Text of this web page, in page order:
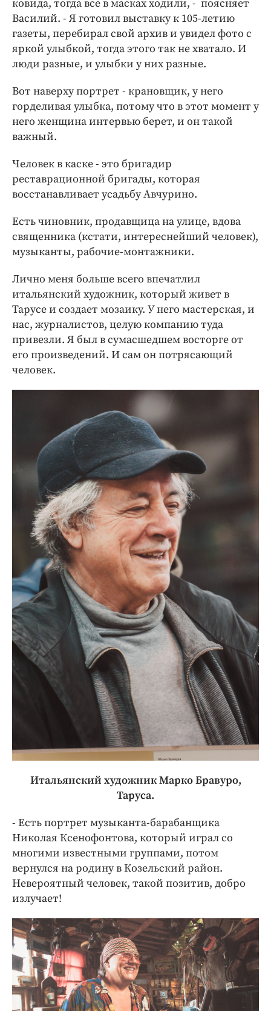
ковида, тогда все в масках ходили, - поясняет
Василий. - Я готовил выставку к 105-летию
газеты, перебирал свой архив и увидел фото с
яркой улыбкой, тогда этого так не хватало. И
люди разные, и улыбки у них разные.
Вот наверху портрет - крановщик, у него
горделивая улыбка, потому что в этот момент у
него женщина интервью берет, и он такой
важный.
Человек в каске - это бригадир
реставрационной бригады, которая
восстанавливает усадьбу Авчурино.
Есть чиновник, продавщица на улице, вдова
священника (кстати, интереснейший человек),
музыканты, рабочие-монтажники.
Лично меня больше всего впечатлил
итальянский художник, который живет в
Тарусе и создает мозаику. У него мастерская, и
нас, журналистов, целую компанию туда
привезли. Я был в сумасшедшем восторге от
его произведений. И сам он потрясающий
человек.
Итальянский художник Марко Бравуро,
Таруса.
- Есть портрет музыканта-барабанщика
Николая Ксенофонтова, который играл со
многими известными группами, потом
вернулся на родину в Козельский район.
Невероятный человек, такой позитив, добро
излучает!